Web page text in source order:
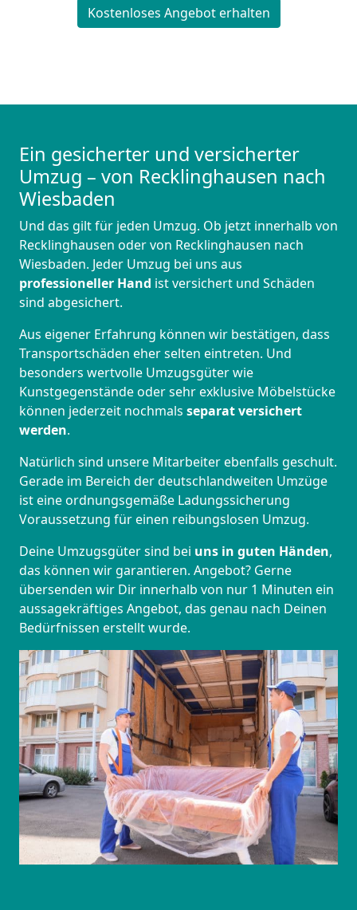
Kostenloses Angebot erhalten
Ein gesicherter und versicherter
Umzug – von Recklinghausen nach
Wiesbaden
Und das gilt für jeden Umzug. Ob jetzt innerhalb von
Recklinghausen oder von Recklinghausen nach
Wiesbaden. Jeder Umzug bei uns aus
professioneller Hand ist versichert und Schäden
sind abgesichert.
Aus eigener Erfahrung können wir bestätigen, dass
Transportschäden eher selten eintreten. Und
besonders wertvolle Umzugsgüter wie
Kunstgegenstände oder sehr exklusive Möbelstücke
können jederzeit nochmals separat versichert
werden.
Natürlich sind unsere Mitarbeiter ebenfalls geschult.
Gerade im Bereich der deutschlandweiten Umzüge
ist eine ordnungsgemäße Ladungssicherung
Voraussetzung für einen reibungslosen Umzug.
Deine Umzugsgüter sind bei uns in guten Händen,
das können wir garantieren. Angebot? Gerne
übersenden wir Dir innerhalb von nur 1 Minuten ein
aussagekräftiges Angebot, das genau nach Deinen
Bedürfnissen erstellt wurde.